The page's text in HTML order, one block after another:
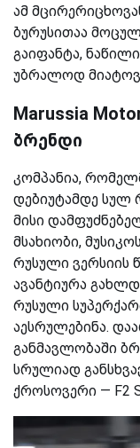
ამ
ბურუსითაა
გაიფანტა,
უბრალოდ
Marussia
ბრენდი
კომპანია,
დებიუტამდე
მისი
მსახიობი,
რუსული ვერსიის
ავანტიურა
რუსული
აესრულებინა.
განმავლობაში
სრულიად
ქროსოვერი — F2